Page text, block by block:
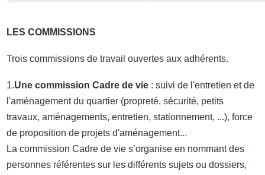
LES COMMISSIONS
Trois commissions de travail ouvertes aux adhérents.
1.Une commission Cadre de vie : suivi de l'entretien et de
l'aménagement du quartier (propreté, sécurité, petits
travaux, aménagements, entretien, stationnement, ...), force
de proposition de projets d'aménagement...
La commission Cadre de vie s’organise en nommant des
personnes référentes sur les différents sujets ou dossiers,